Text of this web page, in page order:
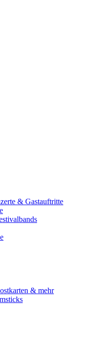
& Gastauftritte
& mehr